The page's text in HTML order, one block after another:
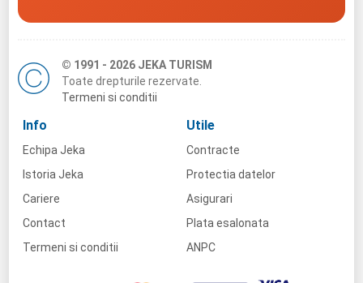
© 1991 - 2026 JEKA TURISM
Toate drepturile rezervate.
Termeni si conditii
Info
Echipa Jeka
Istoria Jeka
Cariere
Contact
Termeni si conditii
Utile
Contracte
Protectia datelor
Asigurari
Plata esalonata
ANPC